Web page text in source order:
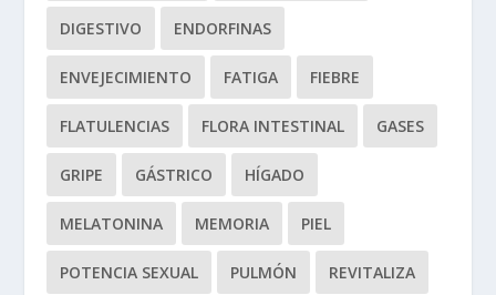
DIGESTIVO ENDORFINAS
ENVEJECIMIENTO FATIGA FIEBRE
FLATULENCIAS FLORA INTESTINAL GASES
GRIPE GÁSTRICO HÍGADO
MELATONINA MEMORIA PIEL
POTENCIA SEXUAL PULMÓN REVITALIZA